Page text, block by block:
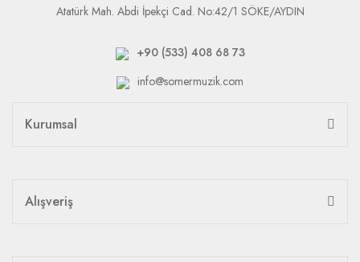
Atatürk Mah. Abdi İpekçi Cad. No:42/1 SÖKE/AYDIN
+90 (533) 408 68 73
info@somermuzik.com
Kurumsal
Alışveriş